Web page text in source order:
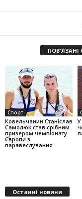
ПОВ'ЯЗАНІ
Спорт
Ковельчанин Станіслав
Самолюк став срібним
призером чемпіонату
Європи з
паравеслування
У
Останні новини